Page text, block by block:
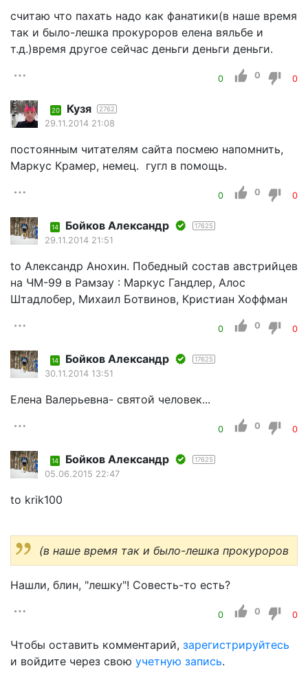
считаю что пахать надо как фанатики(в наше время
так и было-лешка прокуроров елена вяльбе и
т.д.)время другое сейчас деньги деньги деньги.
0 0 0
20 Кузя 2762
29.11.2014 21:08
постоянным читателям сайта посмею напомнить,
Маркус Крамер, немец. гугл в помощь.
0 0 0
14 Бойков Александр 17625
29.11.2014 21:51
to Александр Анохин. Победный состав австрийцев
на ЧМ-99 в Рамзау : Маркус Гандлер, Алос
Штадлобер, Михаил Ботвинов, Кристиан Хоффман
0 0 0
14 Бойков Александр 17625
30.11.2014 13:51
Елена Валерьевна- святой человек...
0 0 0
14 Бойков Александр 17625
05.06.2015 22:47
to krik100
(в наше время так и было-лешка прокуроров
Нашли, блин, "лешку"! Совесть-то есть?
0 0 0
Чтобы оставить комментарий, зарегистрируйтесь
и войдите через свою учетную запись.